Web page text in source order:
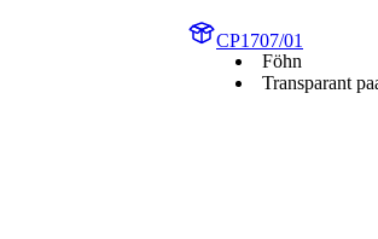
CP1707/01
Föhn
Transparant